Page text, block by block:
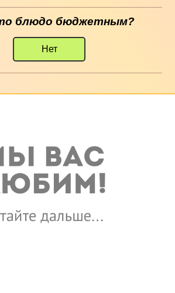
блюдо бюджетным?
Нет